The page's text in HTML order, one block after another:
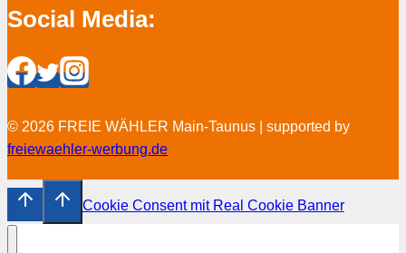
Social Media:
© 2026 FREIE WÄHLER Main-Taunus | supported by
freiewaehler-werbung.de
Cookie Consent mit Real Cookie Banner